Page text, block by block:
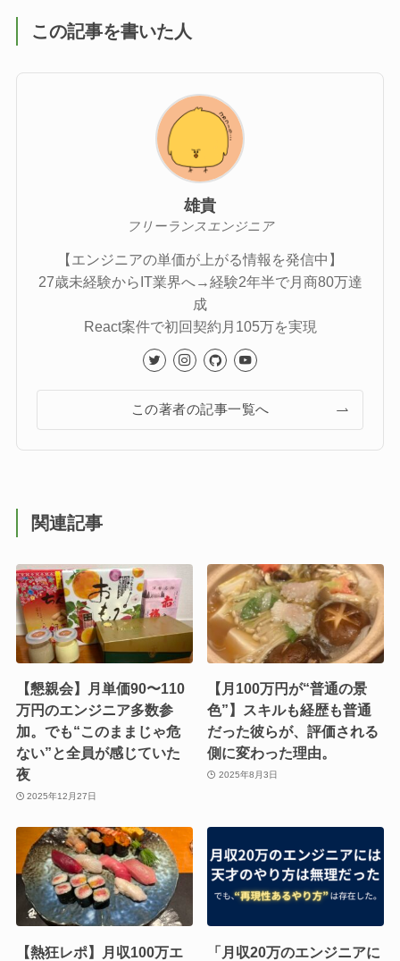
この記事を書いた人
雄貴
フリーランスエンジニア
【エンジニアの単価が上がる情報を発信中】
27歳未経験からIT業界へ→経験2年半で月商80万達
成
React案件で初回契約月105万を実現
この著者の記事一覧へ
関連記事
【懇親会】月単価90〜110
万円のエンジニア多数参
加。でも“このままじゃ危
ない”と全員が感じていた
夜
2025年12月27日
【月100万円が“普通の景
色”】スキルも経歴も普通
だった彼らが、評価される
側に変わった理由。
2025年8月3日
【熱狂レポ】月収100万エ
「月収20万のエンジニアに